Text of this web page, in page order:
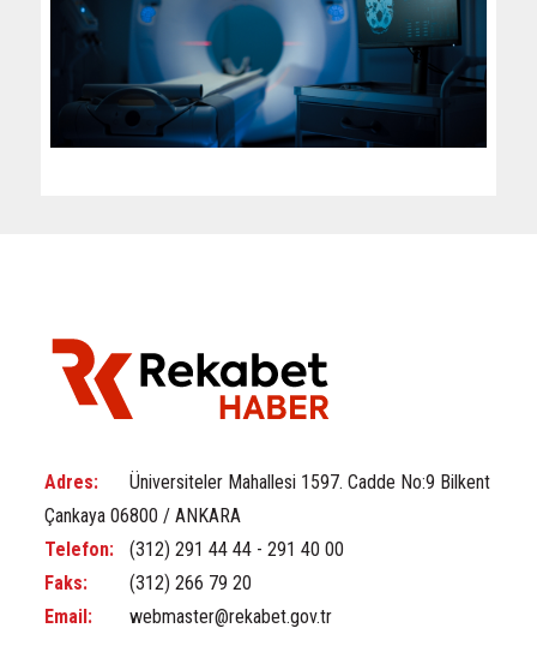
Adres:
Üniversiteler Mahallesi 1597. Cadde No:9 Bilkent
Çankaya 06800 / ANKARA
Telefon:
(312) 291 44 44 - 291 40 00
Faks:
(312) 266 79 20
Email:
webmaster@rekabet.gov.tr